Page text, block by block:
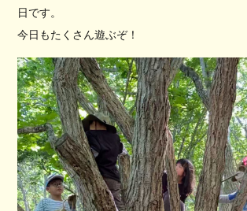
日です。
今日もたくさん遊ぶぞ！